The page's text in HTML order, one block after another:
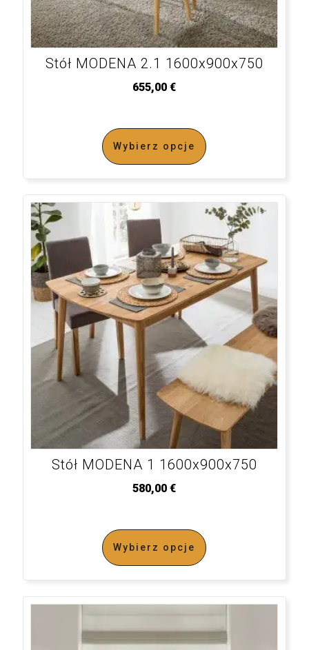
Stół MODENA 2.1 1600x900x750
655,00€
Wybierz opcje
Stół MODENA 1 1600x900x750
580,00€
Wybierz opcje